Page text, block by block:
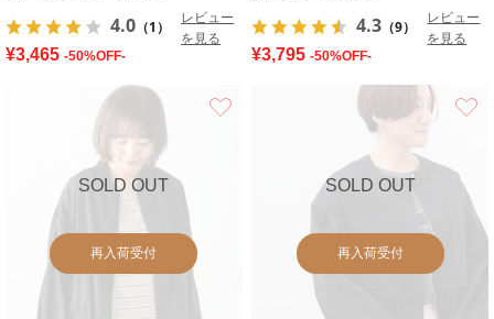
4.0 （1）
レビュー
を見る
¥3,465 -50%OFF-
4.3 （9）
レビュー
を見る
¥3,795 -50%OFF-
SOLD OUT
再入荷受付
SOLD OUT
再入荷受付